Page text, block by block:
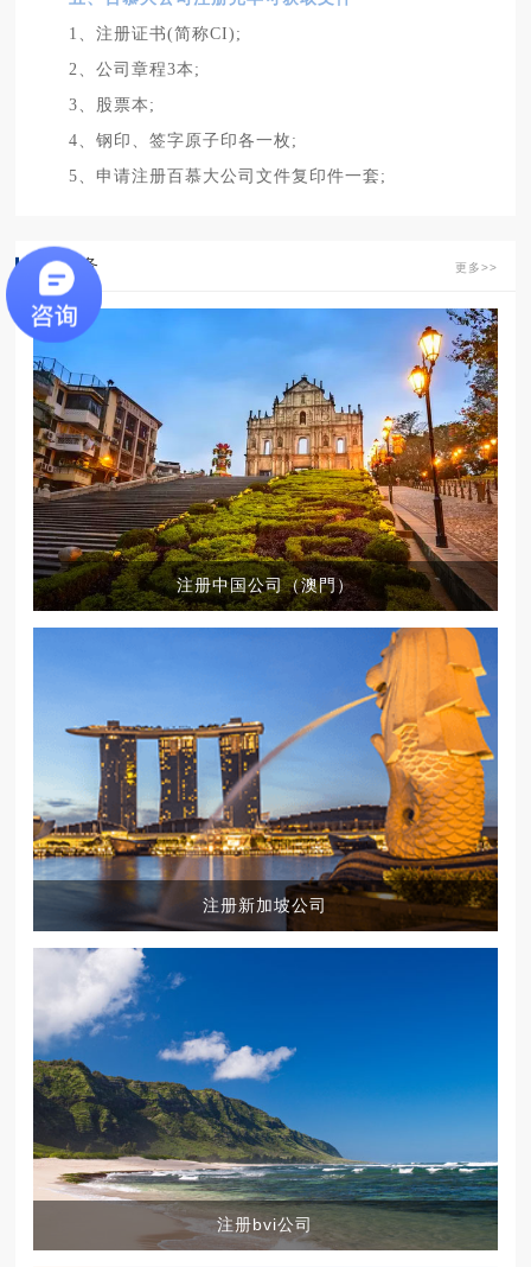
1、注册证书(简称CI);
2、公司章程3本;
3、股票本;
4、钢印、签字原子印各一枚;
5、申请注册百慕大公司文件复印件一套;
相关业务 更多>>
注册中国公司（澳門）
注册新加坡公司
注册bvi公司